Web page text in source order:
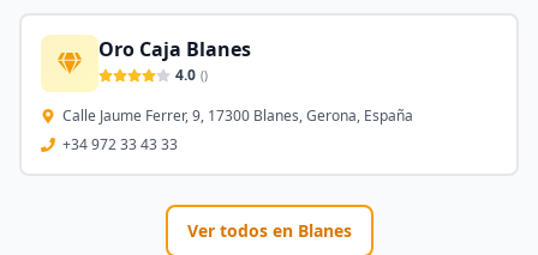
Oro Caja Blanes
4.0 ()
Calle Jaume Ferrer, 9, 17300 Blanes, Gerona, España
+34 972 33 43 33
Ver todos en Blanes